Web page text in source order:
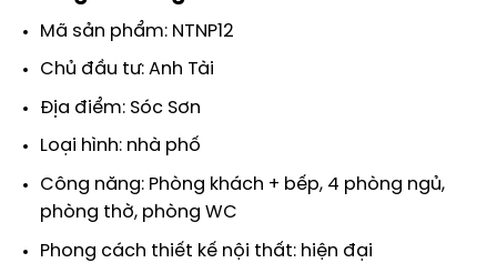
Mã sản phẩm: NTNP12
Chủ đầu tư: Anh Tài
Địa điểm: Sóc Sơn
Loại hình: nhà phố
Công năng: Phòng khách + bếp, 4 phòng ngủ,
phòng thờ, phòng WC
Phong cách thiết kế nội thất: hiện đại